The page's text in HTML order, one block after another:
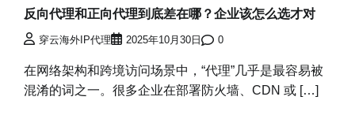
反向代理和正向代理到底差在哪？企业该怎么选才对
穿云海外IP代理 2025年10月30日 0
在网络架构和跨境访问场景中，“代理”几乎是最容易被
混淆的词之一。很多企业在部署防火墙、CDN 或 […]